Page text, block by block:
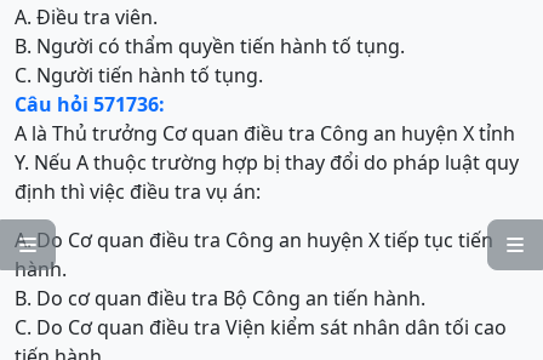


A. Điều tra viên.
B. Người có thẩm quyền tiến hành tố tụng.
C. Người tiến hành tố tụng.
Câu hỏi 571736:
A là Thủ trưởng Cơ quan điều tra Công an huyện X tỉnh
Y. Nếu A thuộc trường hợp bị thay đổi do pháp luật quy
định thì việc điều tra vụ án:
A. Do Cơ quan điều tra Công an huyện X tiếp tục tiến
hành.
B. Do cơ quan điều tra Bộ Công an tiến hành.
C. Do Cơ quan điều tra Viện kiểm sát nhân dân tối cao